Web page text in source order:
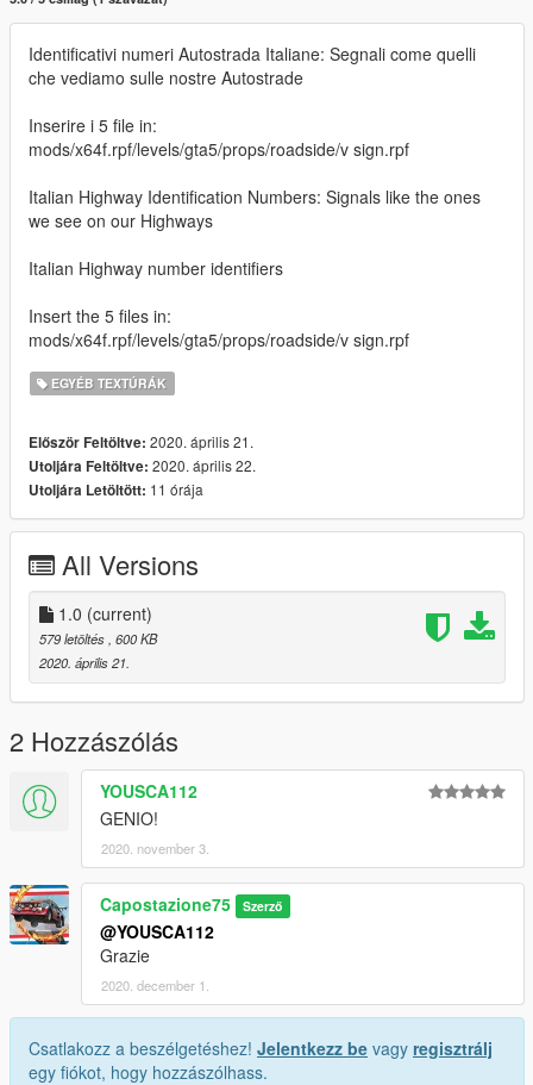
Identificativi numeri Autostrada Italiane: Segnali come quelli
che vediamo sulle nostre Autostrade
Inserire i 5 file in:
mods/x64f.rpf/levels/gta5/props/roadside/v sign.rpf
Italian Highway Identification Numbers: Signals like the ones
we see on our Highways
Italian Highway number identifiers
Insert the 5 files in:
mods/x64f.rpf/levels/gta5/props/roadside/v sign.rpf
EGYÉB TEXTÚRÁK
Először Feltöltve: 2020. április 21.
Utoljára Feltöltve: 2020. április 22.
Utoljára Letöltött: 11 órája
All Versions
1.0 (current)
579 letöltés , 600 KB
2020. április 21.
2 Hozzászólás
YOUSCA112
GENIO!
2020. november 3.
Capostazione75 Szerző
@YOUSCA112
Grazie
2020. december 1.
Csatlakozz a beszélgetéshez! Jelentkezz be vagy regisztrálj
egy fiókot, hogy hozzászólhass.